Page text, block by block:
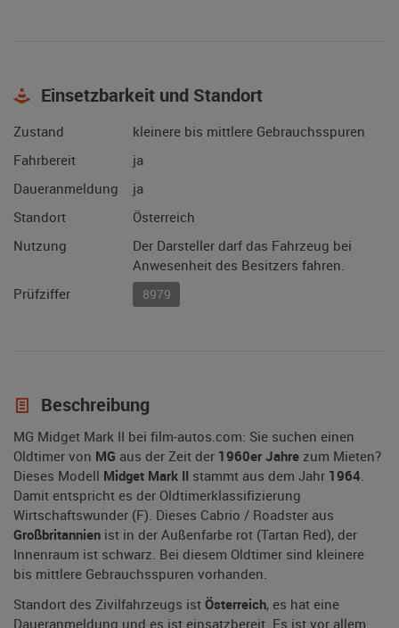
Einsetzbarkeit und Standort
Zustand
kleinere bis mittlere Gebrauchsspuren
Fahrbereit
ja
Daueranmeldung
ja
Standort
Österreich
Nutzung
Der Darsteller darf das Fahrzeug bei
Anwesenheit des Besitzers fahren.
Prüfziffer
8979
Beschreibung
MG Midget Mark II bei film-autos.com: Sie suchen einen
Oldtimer von MG aus der Zeit der 1960er Jahre zum Mieten?
Dieses Modell Midget Mark II stammt aus dem Jahr 1964.
Damit entspricht es der Oldtimerklassifizierung
Wirtschaftswunder (F). Dieses Cabrio / Roadster aus
Großbritannien ist in der Außenfarbe rot (Tartan Red), der
Innenraum ist schwarz. Bei diesem Oldtimer sind kleinere
bis mittlere Gebrauchsspuren vorhanden.
Standort des Zivilfahrzeugs ist Österreich, es hat eine
Daueranmeldung und es ist einsatzbereit. Es ist vor allem